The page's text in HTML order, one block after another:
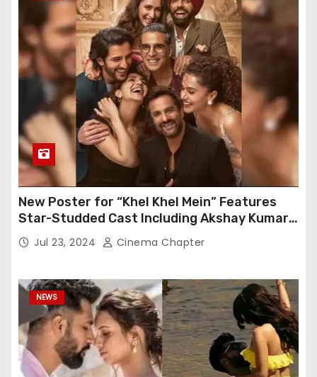
New Poster for “Khel Khel Mein” Features
Star-Studded Cast Including Akshay Kumar,
Taapsee Pannu, Fardeen Khan, and More
Jul 23, 2024 Cinema Chapter
NEWS